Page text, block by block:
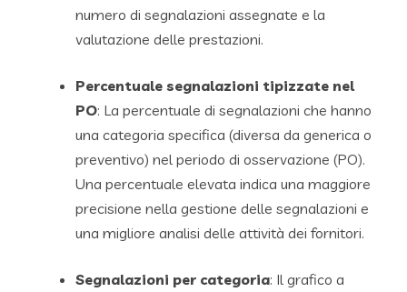
numero di segnalazioni assegnate e la
valutazione delle prestazioni.
Percentuale segnalazioni tipizzate nel
PO: La percentuale di segnalazioni che hanno
una categoria specifica (diversa da generica o
preventivo) nel periodo di osservazione (PO).
Una percentuale elevata indica una maggiore
precisione nella gestione delle segnalazioni e
una migliore analisi delle attività dei fornitori.
Segnalazioni per categoria: Il grafico a